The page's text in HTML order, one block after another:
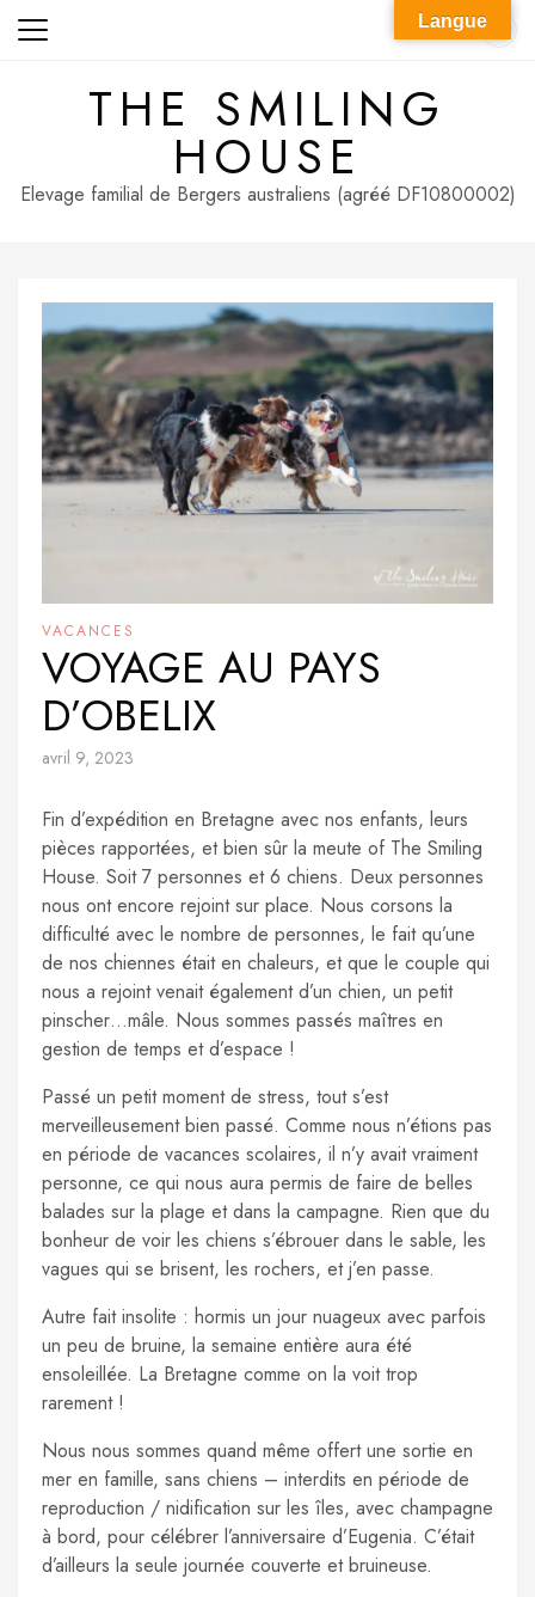
Skip
THE SMILING
HOUSE
Elevage familial de Bergers australiens (agréé DF10800002)
VACANCES
VOYAGE AU PAYS
D’OBELIX
avril 9, 2023
Fin d’expédition en Bretagne avec nos enfants, leurs
pièces rapportées, et bien sûr la meute of The Smiling
House. Soit 7 personnes et 6 chiens. Deux personnes
nous ont encore rejoint sur place. Nous corsons la
difficulté avec le nombre de personnes, le fait qu’une
de nos chiennes était en chaleurs, et que le couple qui
nous a rejoint venait également d’un chien, un petit
pinscher…mâle. Nous sommes passés maîtres en
gestion de temps et d’espace !
Passé un petit moment de stress, tout s’est
merveilleusement bien passé. Comme nous n’étions pas
en période de vacances scolaires, il n’y avait vraiment
personne, ce qui nous aura permis de faire de belles
balades sur la plage et dans la campagne. Rien que du
bonheur de voir les chiens s’ébrouer dans le sable, les
vagues qui se brisent, les rochers, et j’en passe.
Autre fait insolite : hormis un jour nuageux avec parfois
un peu de bruine, la semaine entière aura été
ensoleillée. La Bretagne comme on la voit trop
rarement !
Nous nous sommes quand même offert une sortie en
mer en famille, sans chiens – interdits en période de
reproduction / nidification sur les îles, avec champagne
à bord, pour célébrer l’anniversaire d’Eugenia. C’était
d’ailleurs la seule journée couverte et bruineuse.
Langue